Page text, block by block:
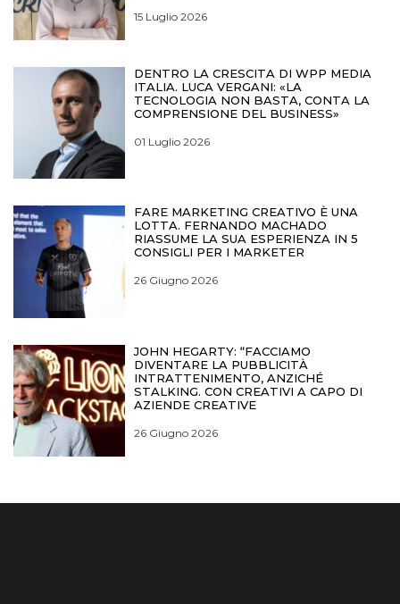
15 Luglio 2026
DENTRO LA CRESCITA DI WPP MEDIA
ITALIA. LUCA VERGANI: «LA
TECNOLOGIA NON BASTA, CONTA LA
COMPRENSIONE DEL BUSINESS»
01 Luglio 2026
FARE MARKETING CREATIVO È UNA
LOTTA. FERNANDO MACHADO
RIASSUME LA SUA ESPERIENZA IN 5
CONSIGLI PER I MARKETER
26 Giugno 2026
JOHN HEGARTY: “FACCIAMO
DIVENTARE LA PUBBLICITÀ
INTRATTENIMENTO, ANZICHÉ
STALKING. CON CREATIVI A CAPO DI
AZIENDE CREATIVE
26 Giugno 2026